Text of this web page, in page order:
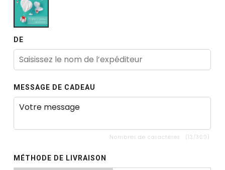
DE
MESSAGE DE CADEAU
Nombres de caractères : (13 /300)
MÉTHODE DE LIVRAISON